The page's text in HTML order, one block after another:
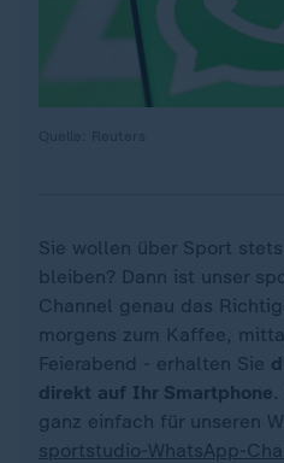
Sie wollen über Sport
bleiben? Dann ist unser
Channel genau das
morgens zum Kaffee,
Feierabend - erhalten Sie
direkt auf Ihr Smartphone
ganz einfach für unseren
sportstudio-WhatsApp-